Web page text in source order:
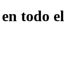
todo el